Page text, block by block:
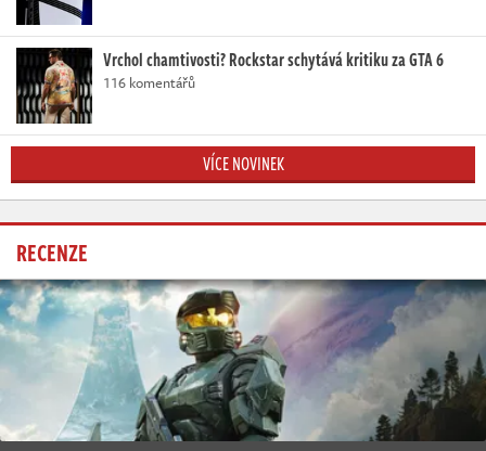
Vrchol chamtivosti? Rockstar schytává kritiku za GTA 6
116 komentářů
VÍCE NOVINEK
RECENZE